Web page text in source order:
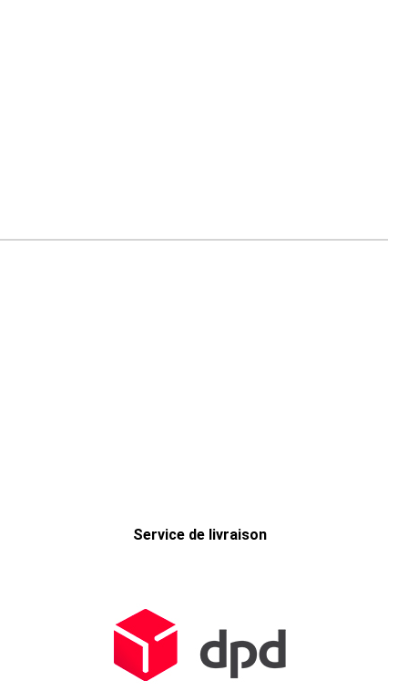
Service de livraison